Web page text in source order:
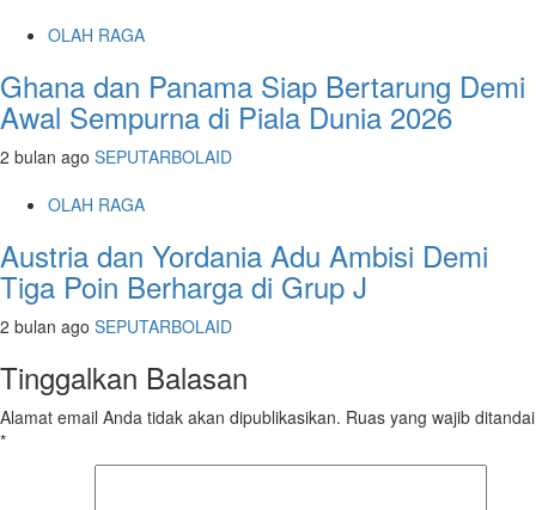
OLAH RAGA
Ghana dan Panama Siap Bertarung Demi
Awal Sempurna di Piala Dunia 2026
2 bulan ago SEPUTARBOLAID
OLAH RAGA
Austria dan Yordania Adu Ambisi Demi
Tiga Poin Berharga di Grup J
2 bulan ago SEPUTARBOLAID
Tinggalkan Balasan
Alamat email Anda tidak akan dipublikasikan. Ruas yang wajib ditandai
*